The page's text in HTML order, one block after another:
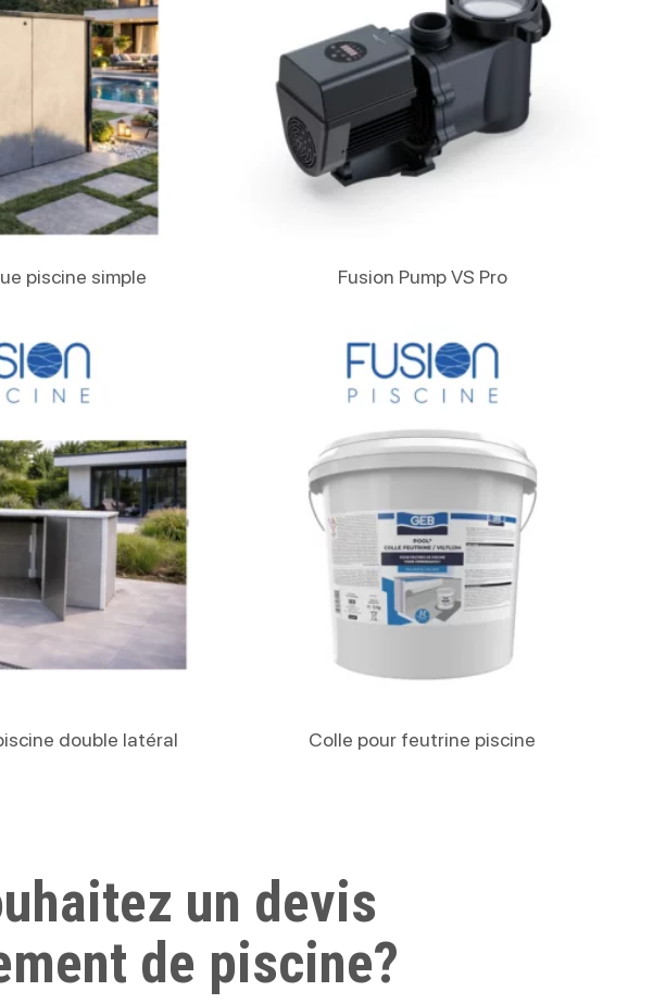
piscine simple Fusion Pump VS Pro
double latéral Colle pour feutrine piscine
un devis
de piscine?